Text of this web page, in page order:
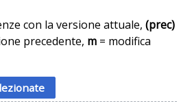
con la versione attuale, (prec)
precedente, m= modifica